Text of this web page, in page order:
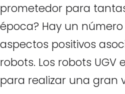
prometedor para
época? Hay un
aspectos positivos
robots. Los robots
para realizar una gran